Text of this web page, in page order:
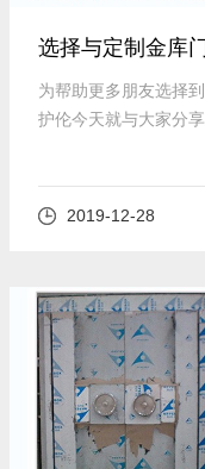
选择与定制金库
为帮助更多朋友选择
护伦今天就与大家分
2019-12-28